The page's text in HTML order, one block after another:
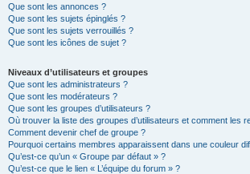
Que sont les annonces ?
Que sont les sujets épinglés ?
Que sont les sujets verrouillés ?
Que sont les icônes de sujet ?
Niveaux d’utilisateurs et groupes
Que sont les administrateurs ?
Que sont les modérateurs ?
Que sont les groupes d’utilisateurs ?
Où trouver la liste des groupes d’utilisateurs et comment les
Comment devenir chef de groupe ?
Pourquoi certains membres apparaissent dans une couleur
Qu’est-ce qu’un « Groupe par défaut » ?
Qu’est-ce que le lien « L’équipe du forum » ?